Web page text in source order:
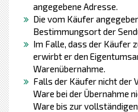
angegebene Adresse.
Die vom Käufer
Bestimmungsort der
Im Falle, dass der Käufer
erwirbt er den
Warenübernahme.
Falls der Käufer nicht der
Ware bei der Übernahme
Ware bis zur